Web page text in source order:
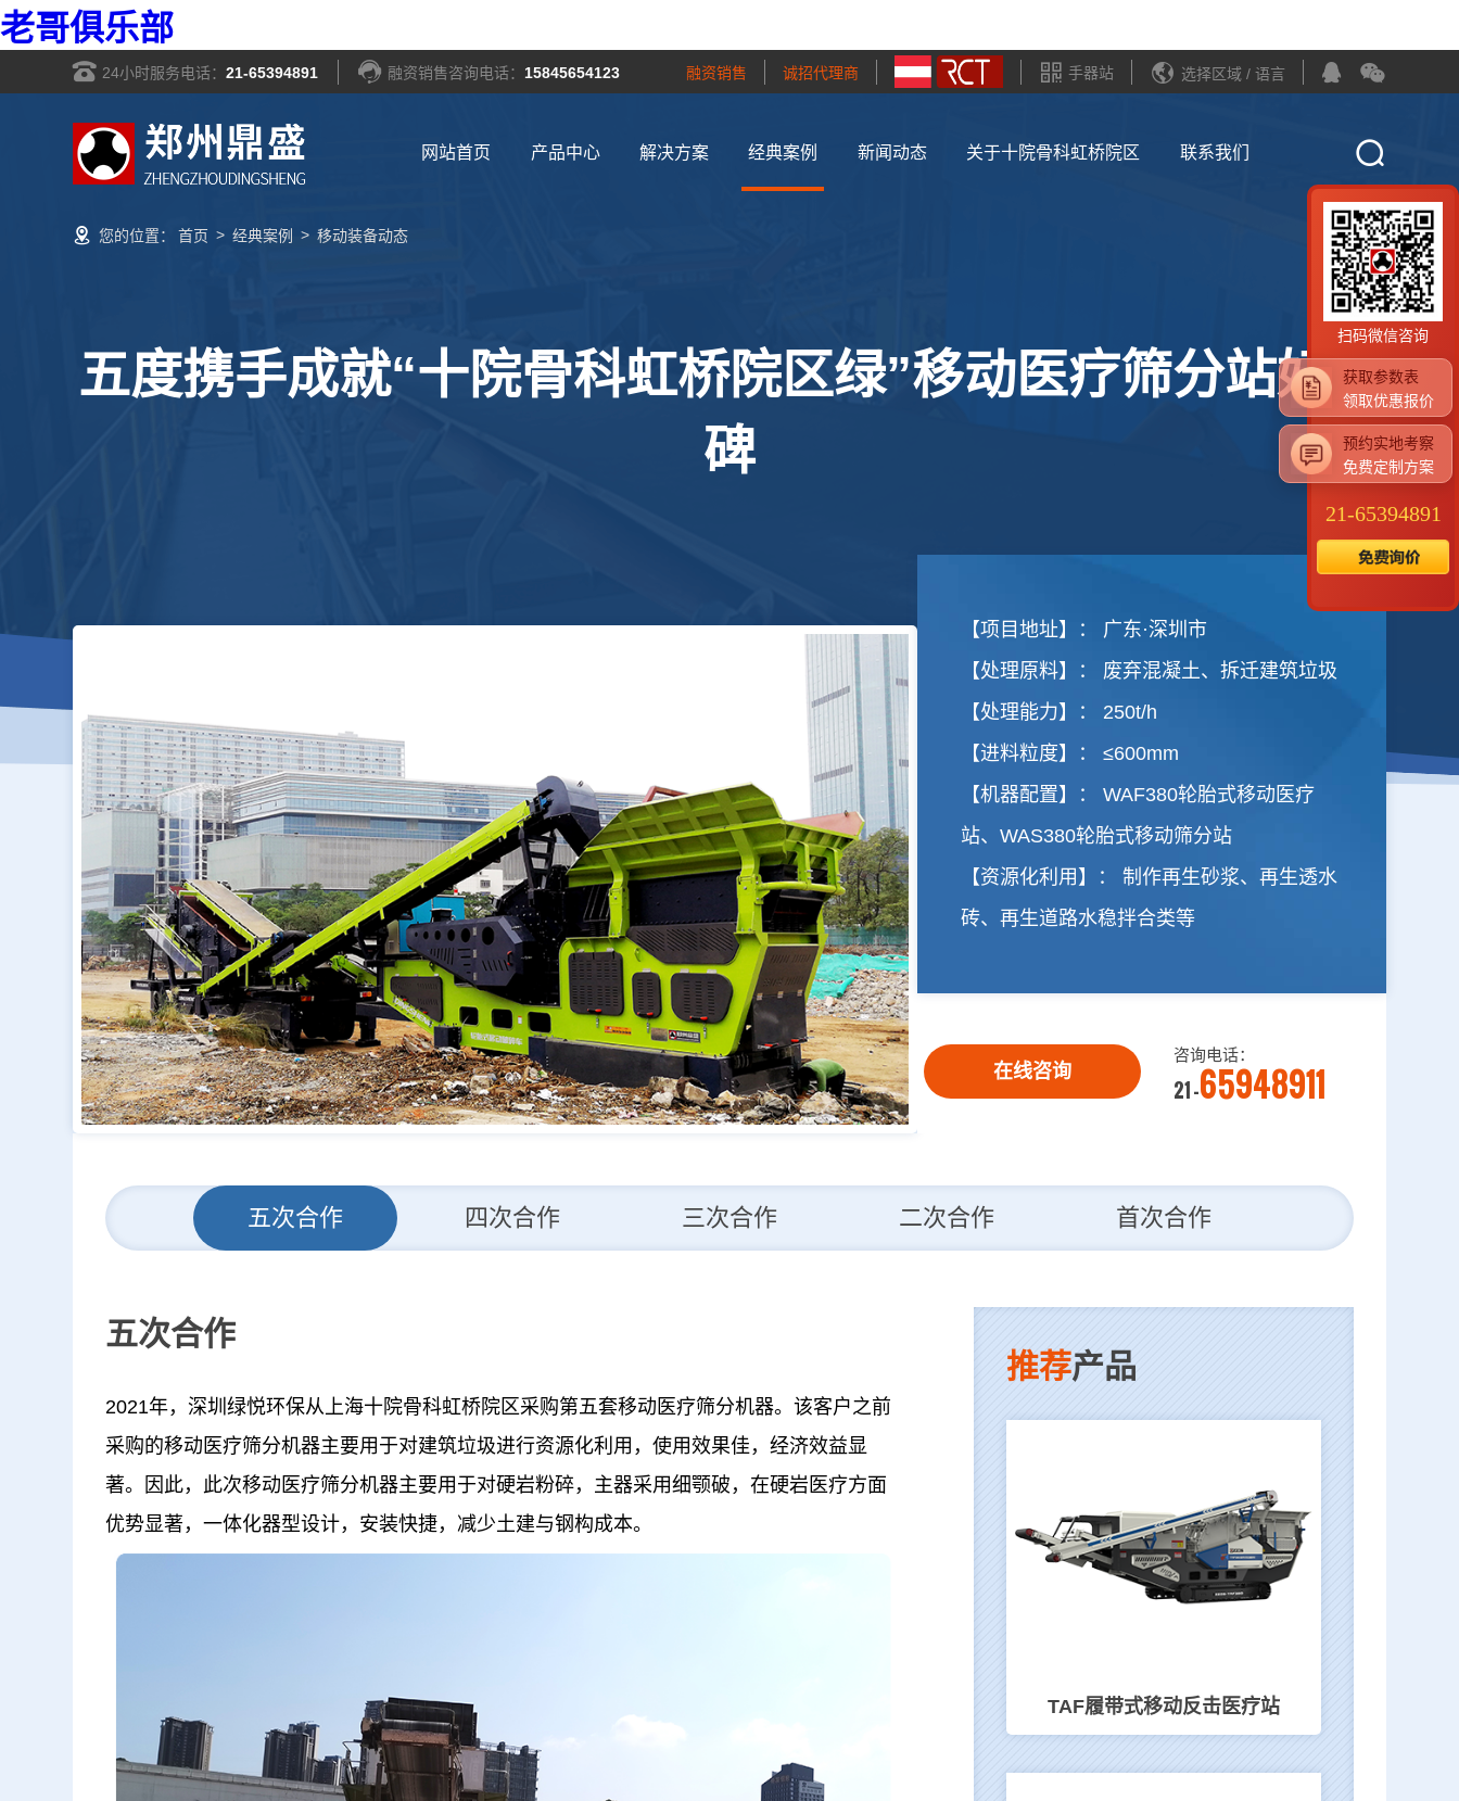
老哥俱乐部
24小时服务电话：21-65394891 融资销售咨询电话： 15845654123 融资销售 诚招代理商 手器站 选择区域 / 语言
网站首页 产品中心 解决方案 经典案例 新闻动态 关于十院骨科虹桥院区 联系我们
您的位置： 首页 > 经典案例 > 移动装备动态
五度携手成就“十院骨科虹桥院区绿”移动医疗筛分站好口
碑
【项目地址】： 广东·深圳市
【处理原料】： 废弃混凝土、拆迁建筑垃圾
【处理能力】： 250t/h
【进料粒度】： ≤600mm
【机器配置】： WAF380轮胎式移动医疗
站、WAS380轮胎式移动筛分站
【资源化利用】： 制作再生砂浆、再生透水
砖、再生道路水稳拌合类等
在线咨询
咨询电话：
21 -65948911
五次合作 四次合作 三次合作 二次合作 首次合作
五次合作
2021年，深圳绿悦环保从上海十院骨科虹桥院区采购第五套移动医疗筛分机器。该客户之前
采购的移动医疗筛分机器主要用于对建筑垃圾进行资源化利用，使用效果佳，经济效益显
著。因此，此次移动医疗筛分机器主要用于对硬岩粉碎，主器采用细颚破，在硬岩医疗方面
优势显著，一体化器型设计，安装快捷，减少土建与钢构成本。
推荐产品
TAF履带式移动反击医疗站
扫码微信咨询
获取参数表
领取优惠报价
预约实地考察
免费定制方案
21-65394891